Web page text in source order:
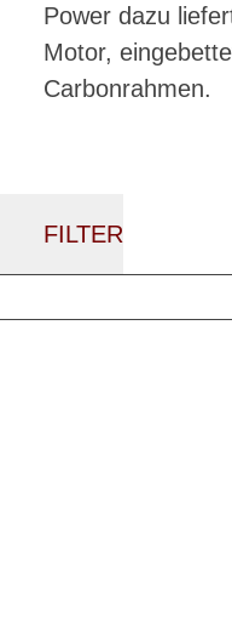
Power dazu
Motor,
Carbonrahmen.
FILTER